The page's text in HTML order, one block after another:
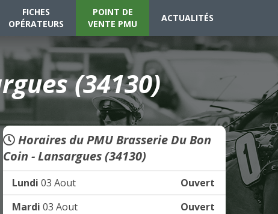
FICHES
OPÉRATEURS
POINT DE
VENTE PMU
ACTUALITÉS
(34130)
Horaires du PMU Brasserie Du Bon
Coin - Lansargues (34130)
Lundi 03 Aout
Ouvert
Mardi 03 Aout
Ouvert